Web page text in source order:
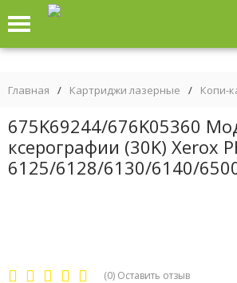
Главная / Картриджи лазерные / Копи-
675K69244/676K05360
ксерографии (30K) Xerox
6125/6128/6130/6140/
(0) Оставить отзыв